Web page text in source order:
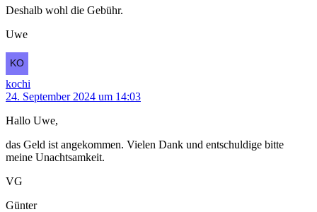
Deshalb wohl die Gebühr.
Uwe
kochi
24. September 2024 um 14:03
Hallo Uwe,
das Geld ist angekommen. Vielen Dank und entschuldige bitte
meine Unachtsamkeit.
VG
Günter